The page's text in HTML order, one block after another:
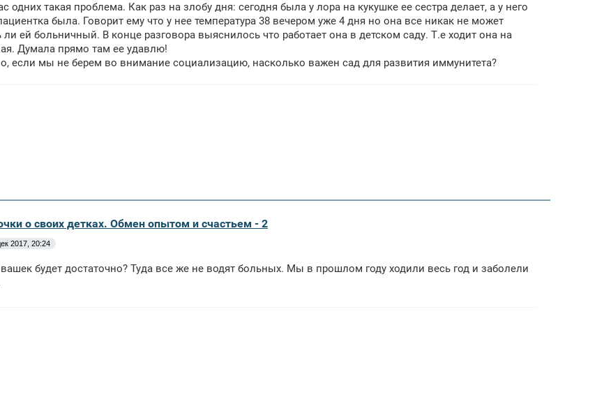
одних такая проблема. Как раз на злобу дня: сегодня была у лора на кукушке ее сестра делает, а у него
была. Говорит ему что у нее температура 38 вечером уже 4 дня но она все никак не может
ли ей больничный. В конце разговора выяснилось что работает она в детском саду. Т.е ходит она на
Думала прямо там ее удавлю!
если мы не берем во внимание социализацию, насколько важен сад для развития иммунитета?
о своих детках. Обмен опытом и счастьем - 2
2017, 20:24
будет достаточно? Туда все же не водят больных. Мы в прошлом году ходили весь год и заболели